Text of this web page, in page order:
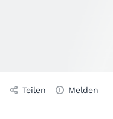
Teilen Melden